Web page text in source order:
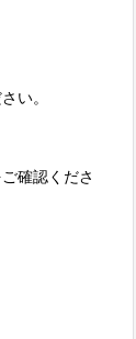
い。
確認くださ